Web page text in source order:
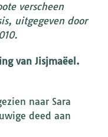
verscheen
uitgegeven door
van Jisjmaëel.
naar Sara
deed aan